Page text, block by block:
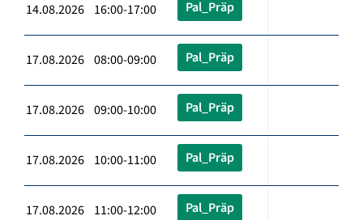
14.08.2026 16:00-17:00 Pal_Präp
17.08.2026 08:00-09:00 Pal_Präp
17.08.2026 09:00-10:00 Pal_Präp
17.08.2026 10:00-11:00 Pal_Präp
17.08.2026 11:00-12:00 Pal_Präp